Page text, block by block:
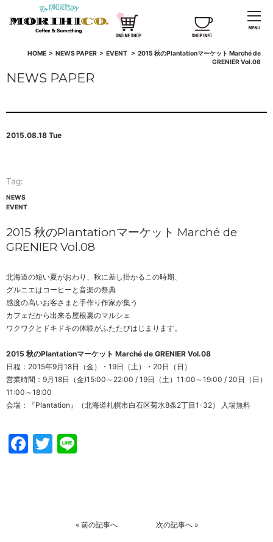
HOME> NEWS PAPER> EVENT > 2015 秋のPlantationマーケット Marché de
GRENIER Vol.08
NEWS PAPER
2015.08.18 Tue
Tag:
NEWS
EVENT
2015 秋のPlantationマーケット Marché de
GRENIER Vol.08
北海道の短い夏がおわり、秋に差し掛かるこの時期、
グルニエはコーヒーと音楽の祭典
感度の高いお客さまと手作り作家が集う
カフェだから出来る屋根裏のマルシェ
ワクワクとドキドキの体験がふたたびはじまります。
2015 秋のPlantationマーケット Marché de GRENIER Vol.08
日程：2015年9月18日（金）・19日（土）・20日（日）
営業時間：9月18日（金)15:00～22:00 / 19日（土）11:00～19:00 / 20日（日）
11:00～18:00
会場：『Plantation』（北海道札幌市白石区菊水8条2丁目1-32） 入場無料
Facebook
Twitter
« 前の記事へ 次の記事へ»